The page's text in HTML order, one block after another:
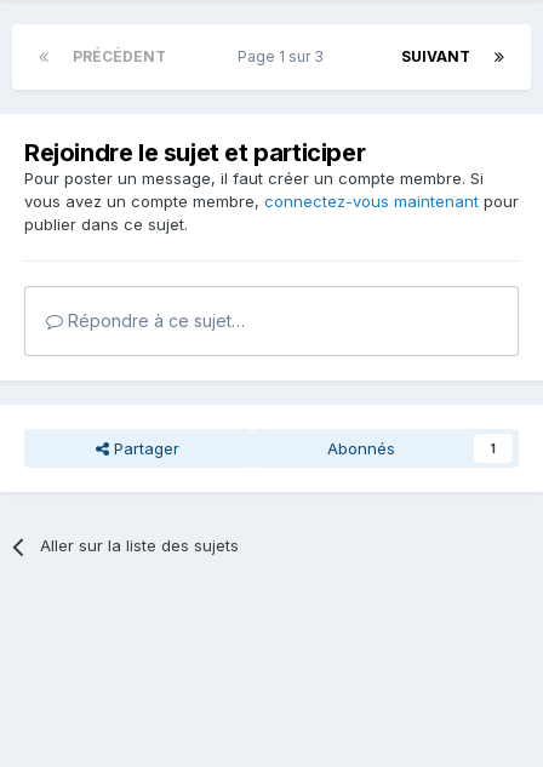
PRÉCÉDENT SUIVANT
Page 1 sur 3
Rejoindre le sujet et participer
Pour poster un message, il faut créer un compte membre. Si
vous avez un compte membre, connectez-vous maintenant pour
publier dans ce sujet.
Répondre à ce sujet…
Partager Abonnés 1
Aller sur la liste des sujets